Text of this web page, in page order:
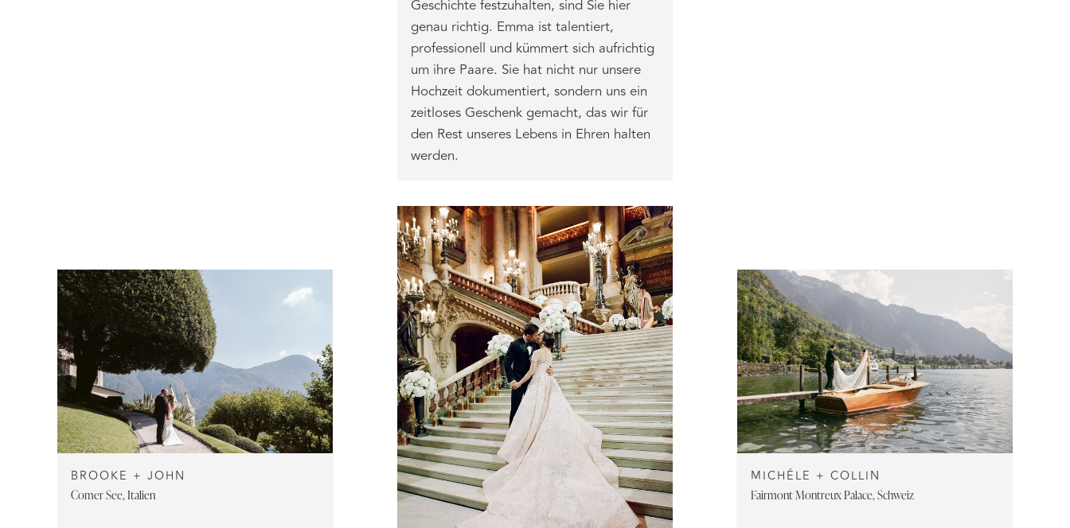
Geschichte festzuhalten, sind Sie hier
genau richtig. Emma ist talentiert,
professionell und kümmert sich aufrichtig
um ihre Paare. Sie hat nicht nur unsere
Hochzeit dokumentiert, sondern uns ein
zeitloses Geschenk gemacht, das wir für
den Rest unseres Lebens in Ehren halten
werden.
BROOKE + JOHN
Comer See, Italien
MICHÉLE + COLLIN
Fairmont Montreux Palace, Schweiz